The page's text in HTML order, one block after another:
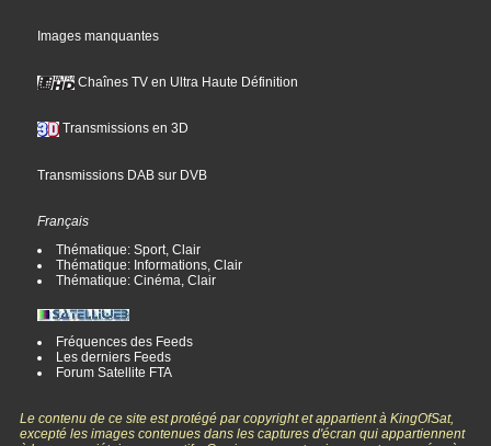
Images manquantes
Chaînes TV en Ultra Haute Définition
Transmissions en 3D
Transmissions DAB sur DVB
Français
Thématique: Sport, Clair
Thématique: Informations, Clair
Thématique: Cinéma, Clair
Fréquences des Feeds
Les derniers Feeds
Forum Satellite FTA
Le contenu de ce site est protégé par copyright et appartient à KingOfSat,
excepté les images contenues dans les captures d'écran qui appartiennent